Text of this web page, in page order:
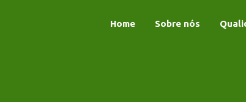
Home Sobre nós